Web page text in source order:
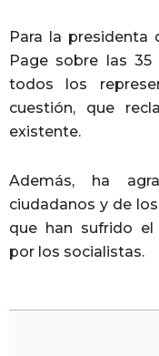
Para la presidenta
Page sobre las
todos los
cuestión, que
existente.
Además, ha
ciudadanos y de
que han sufrido el
por los socialistas.